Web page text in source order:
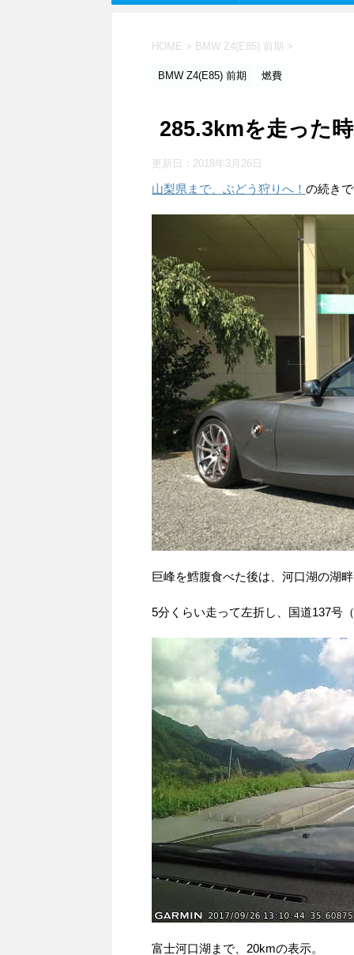
HOME > BMW Z4(E85) 前期 >
BMW Z4(E85) 前期 燃費
285.3kmを走った
更新日： 2018年3月26日
山梨県まで、ぶどう狩りへ！ の続き
巨峰を鱈腹食べた後は、河口湖の湖
5分くらい走って左折し、国道137号
富士河口湖まで、20kmの表示。